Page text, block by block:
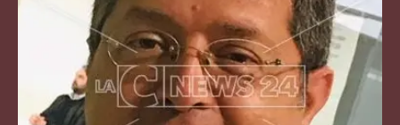
Attualità
Economia e lavoro
Italia Mondo